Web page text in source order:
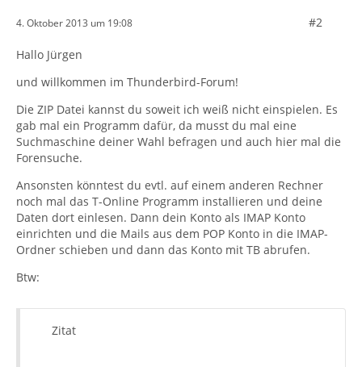
4. Oktober 2013 um 19:08 #2
Hallo Jürgen
und willkommen im Thunderbird-Forum!
Die ZIP Datei kannst du soweit ich weiß nicht einspielen. Es
gab mal ein Programm dafür, da musst du mal eine
Suchmaschine deiner Wahl befragen und auch hier mal die
Forensuche.
Ansonsten könntest du evtl. auf einem anderen Rechner
noch mal das T-Online Programm installieren und deine
Daten dort einlesen. Dann dein Konto als IMAP Konto
einrichten und die Mails aus dem POP Konto in die IMAP-
Ordner schieben und dann das Konto mit TB abrufen.
Btw:
Zitat